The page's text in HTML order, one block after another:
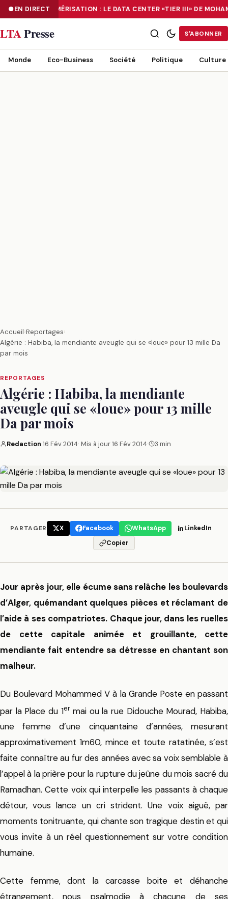
EN DIRECTNUMÉRISATION : LE DATA CENTER «TIER III» DE
NUMÉRISATION : LE DATA CENTER «TIER III» DE MOHAMMADIA, UN
LTAPresse S'ABONNER
Monde Eco-Business Société Politique Culture
Accueil›Reportages›
Algérie : Habiba, la mendiante aveugle qui se «loue» pour 13 mille Da
par mois
REPORTAGES
Algérie : Habiba, la mendiante
aveugle qui se «loue» pour 13 mille
Da par mois
Redaction·16 Fév 2014· Mis à jour16 Fév 2014· 3 min
PARTAGER X Facebook WhatsApp
LinkedIn
Copier
Jour après jour, elle écume sans relâche les boulevards
d’Alger, quémandant quelques pièces et réclamant de
l’aide à ses compatriotes. Chaque jour, dans les ruelles
de cette capitale animée et grouillante, cette
mendiantefait entendre sa détresse en chantant son
malheur.
Du Boulevard Mohammed V à la Grande Poste en passant
par la Place du 1ermai ou la rue Didouche Mourad, Habiba,
une femme d’une cinquantaine d’années, mesurant
approximativement 1m60, mince et toute ratatinée, s’est
faite connaître au fur des années avec sa voix semblable à
l’appel à la prière pour la rupture du jeûne du mois sacré du
Ramadhan. Cette voix qui interpelle les passants à chaque
détour, vous lance un cri strident. Une voix aiguë, par
moments tonitruante, qui chante son tragique destin et qui
vous invite à un réel questionnement sur votre condition
humaine.
Cette femme, dont la carcasse boite et déhanche
étrangement, nous psalmodie à chacune de ses